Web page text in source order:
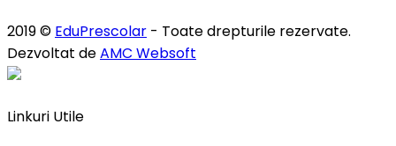
2019 © EduPrescolar - Toate drepturile rezervate.
Dezvoltat deAMC Websoft
Linkuri Utile